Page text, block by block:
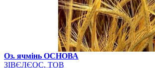
Оз. ячмінь ОСНОВА
ЗІВЄЛЄОС, ТОВ